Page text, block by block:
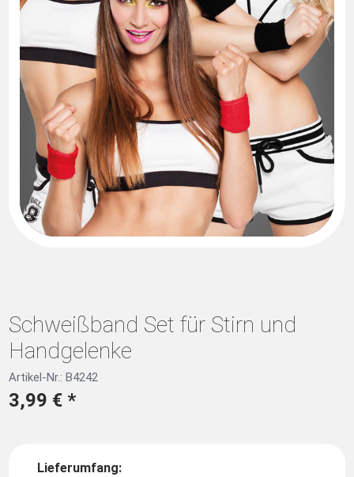
Schweißband Set für Stirn und
Handgelenke
Artikel-Nr.: B4242
3,99 € *
Lieferumfang: